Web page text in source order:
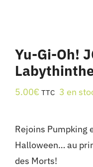
Yu-Gi-Oh!
5.00€ TTC 3 en
Rejoins Pumpking
Halloween… au
des Morts!